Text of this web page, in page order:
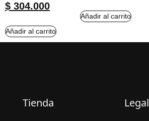
$ 304.000
Añadir al carrito
Añadir al carrito
Tienda Legal